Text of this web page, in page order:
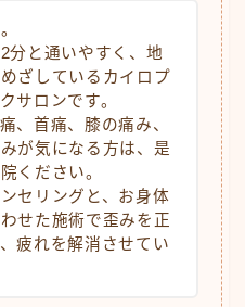
分と通いやすく、地
ざしているカイロプ
サロンです。
、首痛、膝の痛み、
が気になる方は、是
ください。
セリングと、お身体
せた施術で歪みを正
疲れを解消させてい